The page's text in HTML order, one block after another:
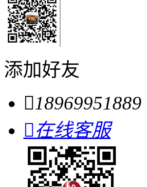
添加好友
18969951889
在线客服